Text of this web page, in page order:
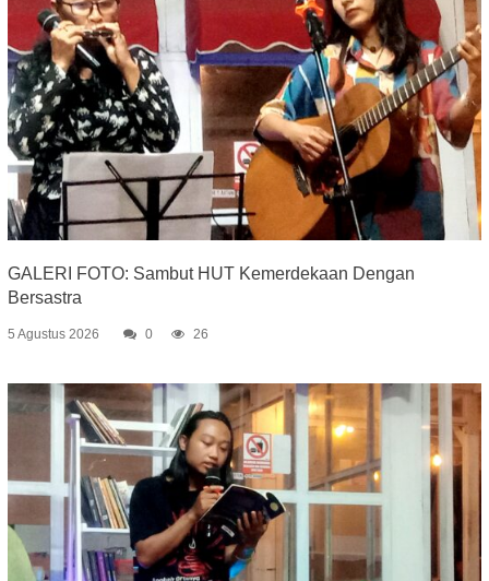
GALERI FOTO: Sambut HUT Kemerdekaan Dengan
Bersastra
5 Agustus 2026 0 26